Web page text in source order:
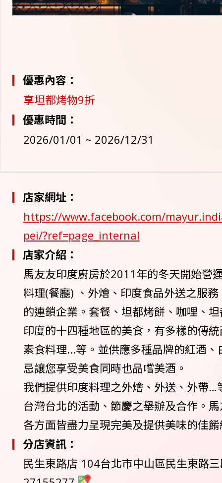
優惠內容：
享坦都烤物9折
優惠時間：
2026/01/01 ~ 2026/12/31
店家網址：
https://www.facebook.com/
pei/?ref=page_internal
店家介紹：
馬友友印度廚房於2011年的冬天開始營
料理(餐廳) 、外燴、印度食品外送之服
的連鎖企業。套餐、坦都烤餅、咖哩、
印度的十四種地區的美食，有多樣的傳
素食料理...等。並供應多種品牌的紅酒
忌讓您享受美食同時也品嚐美酒。
我們提供印度料理之外燴、外送、外帶…
台灣台北的活動、節慶之舉辦及合作。
各方面皆盡力呈現完美及提供美味的佳
分店資訊：
民生東路店 104台北市中山區民生東路